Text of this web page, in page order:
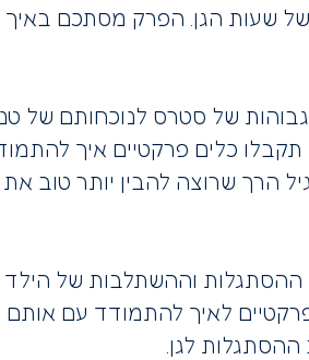
שעות הגן. הפרק מסתכם באיך
של סטרס לנוכחותם של
כלים פרקטיים איך
הרך שרוצה להבין יותר טוב
ההסתגלות וההשתלבות של הילד
לאיך להתמודד עם אותם
לגן.